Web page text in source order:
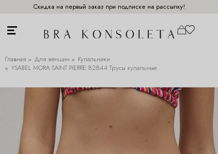
Скидка на первый заказ при подписке на рассылку!
Главная Для женщин
Купальники
YSABEL MORA SAINT PIERRE 82844 Трусы купальные